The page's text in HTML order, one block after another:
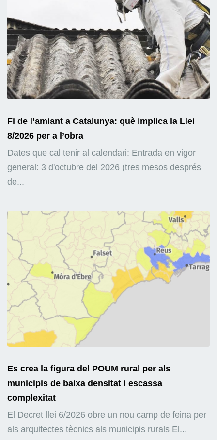
Fi de l’amiant a Catalunya: què implica la Llei
8/2026 per a l’obra
Dates que cal tenir al calendari: Entrada en vigor
general: 3 d'octubre del 2026 (tres mesos després
de...
Es crea la figura del POUM rural per als
municipis de baixa densitat i escassa
complexitat
El Decret llei 6/2026 obre un nou camp de feina per
als arquitectes tècnics als municipis rurals El...